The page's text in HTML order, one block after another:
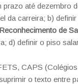
prazo até dezembro
da carreira; b)
de
d) definir o piso
CAPS
o texto entre